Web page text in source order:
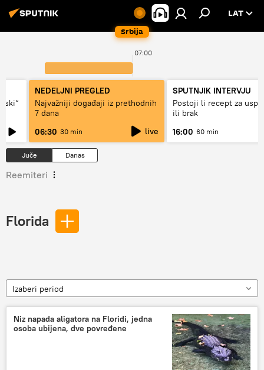
Srbija
LAT
07:00
NEDELJNI PREGLED
Najvažniji događaji iz prethodnih
7 dana
06:30 30 min live
SPUTNJIK INTERVJU
Postoji li recept za
ili brak
16:00 60 min
Juče Danas
Reemiteri
Florida
Izaberi period
Niz napada aligatora na Floridi, jedna
osoba ubijena, dve povređene